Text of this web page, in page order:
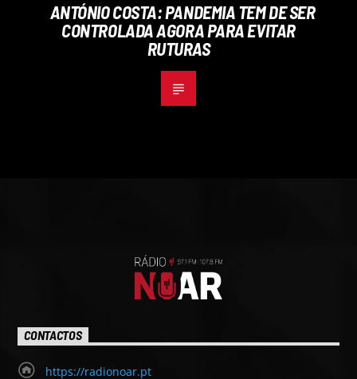
ANTÓNIO COSTA: PANDEMIA TEM DE SER
CONTROLADA AGORA PARA EVITAR
RUTURAS
CONTACTOS
https://radionoar.pt